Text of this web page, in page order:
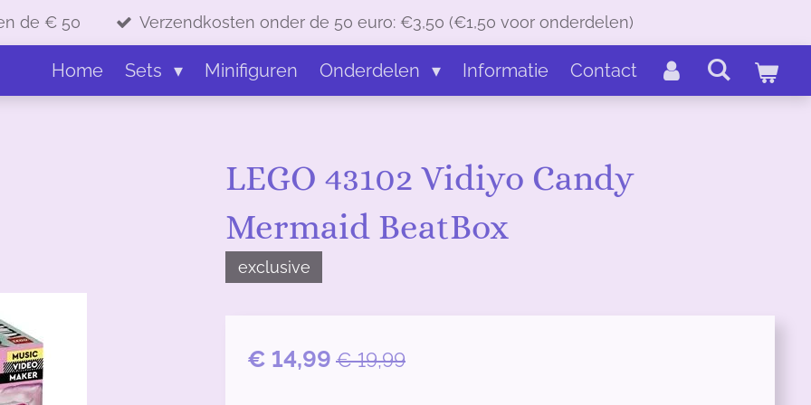
de € 50 Verzendkosten onder de 50 euro: €3,50 (€1,50 voor onderdelen)
Home Sets Minifiguren Onderdelen Informatie Contact
LEGO 43102 Vidiyo Candy
Mermaid BeatBox
exclusive
€ 14,99 € 19,99